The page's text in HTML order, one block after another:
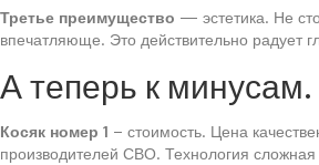
Третье преимущество — эстетика. Не
впечатляюще. Это действительно радует
А теперь к минусам.
Косяк номер 1 – стоимость. Цена
производителей СВО. Технология